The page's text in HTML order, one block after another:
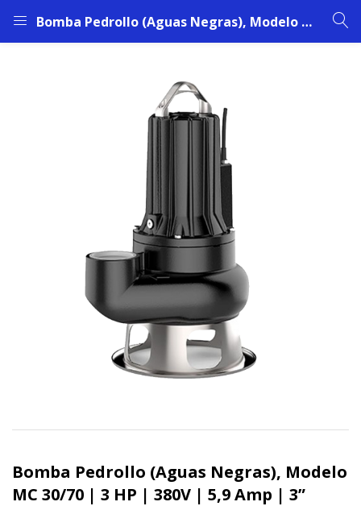
Bomba Pedrollo (Aguas Negras), Modelo MC 30/70 | 3 HP | 380V | 5,9 Amp | 3”
Bomba Pedrollo (Aguas Negras), Modelo
MC 30/70 | 3 HP | 380V | 5,9 Amp | 3”